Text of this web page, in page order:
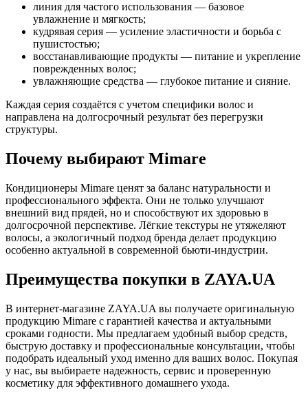
линия для частого использования — базовое
увлажнение и мягкость;
кудрявая серия — усиление эластичности и борьба с
пушистостью;
восстанавливающие продукты — питание и укрепление
поврежденных волос;
увлажняющие средства — глубокое питание и сияние.
Каждая серия создаётся с учетом специфики волос и
направлена на долгосрочный результат без перегрузки
структуры.
Почему выбирают Mimare
Кондиционеры Mimare ценят за баланс натуральности и
профессионального эффекта. Они не только улучшают
внешний вид прядей, но и способствуют их здоровью в
долгосрочной перспективе. Лёгкие текстуры не утяжеляют
волосы, а экологичный подход бренда делает продукцию
особенно актуальной в современной бьюти-индустрии.
Преимущества покупки в ZAYA.UA
В интернет-магазине ZAYA.UA вы получаете оригинальную
продукцию Mimare с гарантией качества и актуальными
сроками годности. Мы предлагаем удобный выбор средств,
быструю доставку и профессиональные консультации, чтобы
подобрать идеальный уход именно для ваших волос. Покупая
у нас, вы выбираете надежность, сервис и проверенную
косметику для эффективного домашнего ухода.